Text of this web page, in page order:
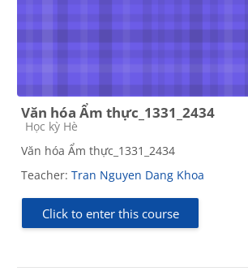
Văn hóa Ẩm thực_1331_2434
Course category
Học kỳ Hè
Văn hóa Ẩm thực_1331_2434
Teacher: Tran Nguyen Dang Khoa
Click to enter this course